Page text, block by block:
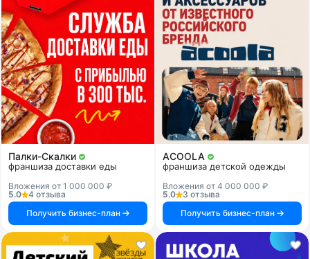
Палки-Скалки
франшиза доставки еды
Вложения от 1 000 000 ₽
5.0
4 отзыва
Получить бизнес-план
ACOOLA
франшиза детской одежды
Вложения от 4 000 000 ₽
5.0
3 отзыва
Получить бизнес-план